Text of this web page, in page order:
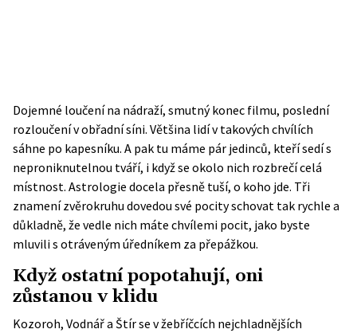
Dojemné loučení na nádraží, smutný konec filmu, poslední
rozloučení v obřadní síni. Většina lidí v takových chvílích
sáhne po kapesníku. A pak tu máme pár jedinců, kteří sedí s
neproniknutelnou tváří, i když se okolo nich rozbrečí celá
místnost. Astrologie docela přesně tuší, o koho jde. Tři
znamení zvěrokruhu dovedou své pocity schovat tak rychle a
důkladně, že vedle nich máte chvílemi pocit, jako byste
mluvili s otráveným úředníkem za přepážkou.
Když ostatní popotahují, oni
zůstanou v klidu
Kozoroh, Vodnář a Štír se v žebříčcích nejchladnějších